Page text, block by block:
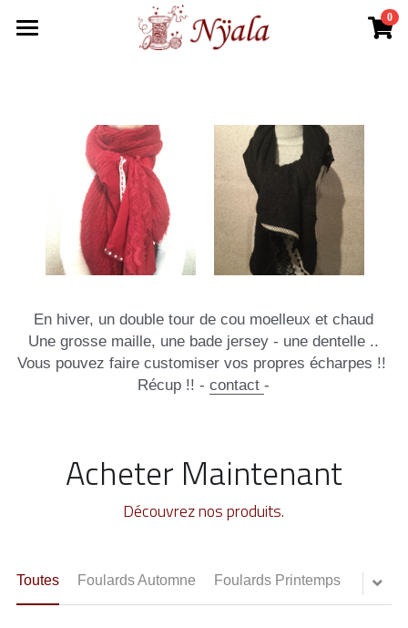
0
Agenda
Partenaires
Contact
Rechercher
En hiver, un double tour de cou moelleux et chaud
Une grosse maille, une bade jersey - une dentelle ..
Vous pouvez faire customiser vos propres écharpes !!
Récup !! - contact -
Acheter Maintenant
Découvrez nos produits.
Toutes Foulards Automne Foulards Printemps
×
LES CATÉGORIES DE LA BOUTIQUE
Foulards Printemps
Bonnes affaires
Plage
Trousses
Sacs